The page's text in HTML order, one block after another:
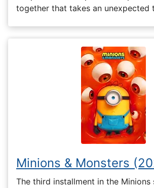
together that takes an unexpected
Minions & Monsters
The third installment in the